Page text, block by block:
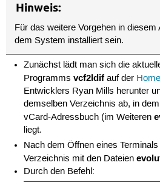
Hinweis:
Für das weitere Vorgehen in
dem System installiert sein.
Zunächst lädt man sich die
Programmsvcf2ldif auf der
Entwicklers Ryan Mills herunter
demselben Verzeichnis ab, in
vCard-Adressbuch (im Weiteren
liegt.
Nach dem Öffnen eines
Verzeichnis mit den Dateien
Durch den Befehl: